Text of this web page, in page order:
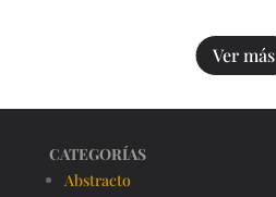
Ver más
CATEGORÍAS
Abstracto